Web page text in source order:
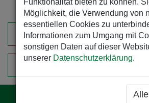
Funktionalität bieten zu können.
Möglichkeit, die Verwendung von
essentiellen Cookies zu
Informationen zum Umgang mit
sonstigen Daten auf dieser
unserer Datenschutzerklärung.